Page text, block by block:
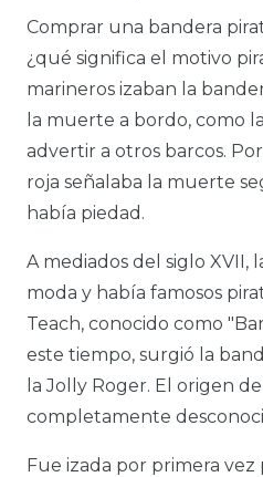
Comprar una bandera
¿qué significa el motivo
marineros izaban la
la muerte a bordo, como
advertir a otros barcos.
roja señalaba la muerte
había piedad.
A mediados del siglo XVII,
moda y había famosos
Teach, conocido como
este tiempo, surgió la
la Jolly Roger. El origen
completamente
Fue izada por primera